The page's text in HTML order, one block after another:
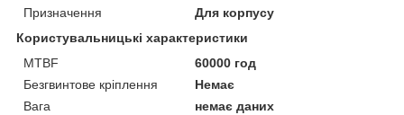
Призначення
Для корпусу
Користувальницькі характеристики
MTBF
60000 год
Безгвинтове кріплення
Немає
Вага
немає даних